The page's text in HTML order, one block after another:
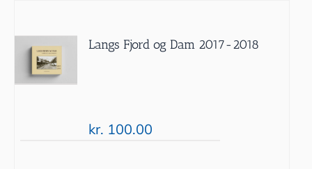
Langs Fjord og Dam 2017-2018
kr. 100.00